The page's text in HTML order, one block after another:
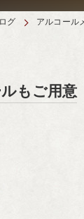
グ アルコール
もご用意